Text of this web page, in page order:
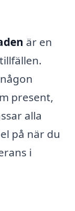
är en
present,
alla
på när du
i